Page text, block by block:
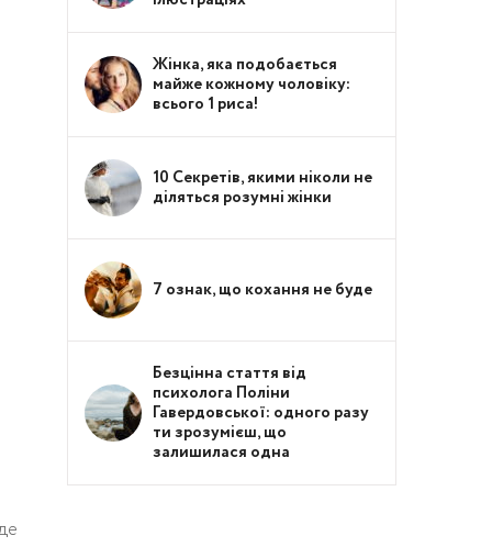
Жінка, яка подобається
майже кожному чоловіку:
всього 1 риса!
10 Секретів, якими ніколи не
діляться розумні жінки
7 ознак, що кохання не буде
Безцінна стаття від
психолога Поліни
Гавердовської: одного разу
ти зрозумієш, що
залишилася одна